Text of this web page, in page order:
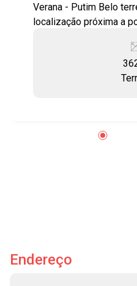
Verana - Putim Belo terreno no Verana,
localização próxima a
permuta por apto na região
com excelente
segurança monitorado
Localização
Endereço